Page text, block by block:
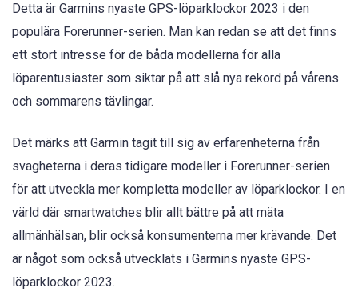
Detta är Garmins nyaste GPS-löparklockor 2023 i den
populära Forerunner-serien. Man kan redan se att det finns
ett stort intresse för de båda modellerna för alla
löparentusiaster som siktar på att slå nya rekord på vårens
och sommarens tävlingar.
Det märks att Garmin tagit till sig av erfarenheterna från
svagheterna i deras tidigare modeller i Forerunner-serien
för att utveckla mer kompletta modeller av löparklockor. I en
värld där smartwatches blir allt bättre på att mäta
allmänhälsan, blir också konsumenterna mer krävande. Det
är något som också utvecklats i Garmins nyaste GPS-
löparklockor 2023.